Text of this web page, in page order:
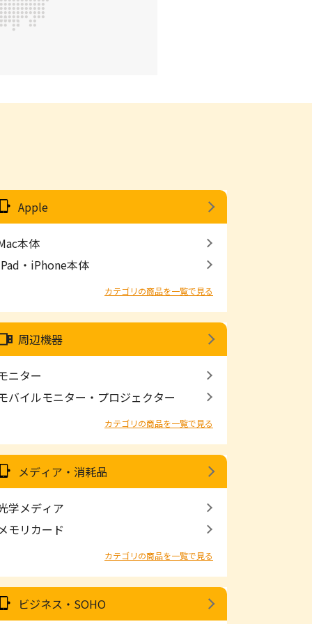
Apple
本体
・iPhone本体
カテゴリの商品を一覧で見る
周辺機器
ニター
バイルモニター・プロジェクター
カテゴリの商品を一覧で見る
メディア・消耗品
学メディア
モリカード
カテゴリの商品を一覧で見る
ビジネス・SOHO